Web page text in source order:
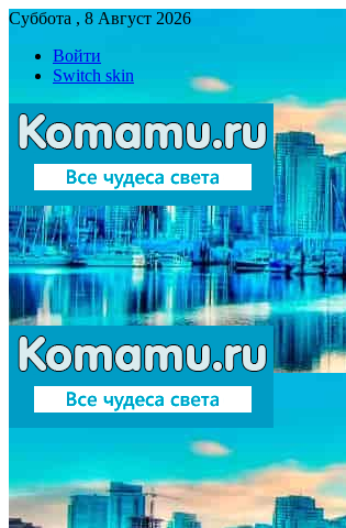
Суббота , 8 Август 2026
Войти
Switch skin